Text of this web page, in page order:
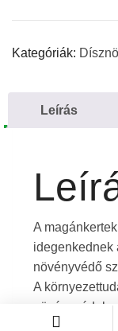
Kategóriák:
Leírás
A
idegenkednek
növényvédő
A
Mindezekkel